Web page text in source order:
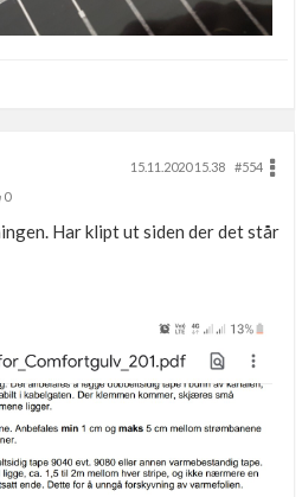
15.11.2020 15.38
#554
0
Har klipt ut siden der det står